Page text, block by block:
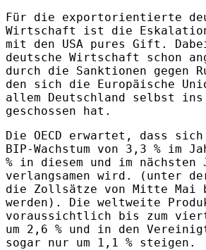
Für die exportorientierte
Wirtschaft ist die
mit den USA pures Gift.
deutsche Wirtschaft schon
durch die Sanktionen gegen
den sich die Europäische
allem Deutschland selbst ins
geschossen hat.
Die OECD erwartet, dass
BIP-Wachstum von 3,3 % im
% in diesem und im nächsten
verlangsamen wird. (unter
die Zollsätze von Mitte Mai
werden). Die weltweite
voraussichtlich bis zum
um 2,6 % und in den
sogar nur um 1,1 % steigen.